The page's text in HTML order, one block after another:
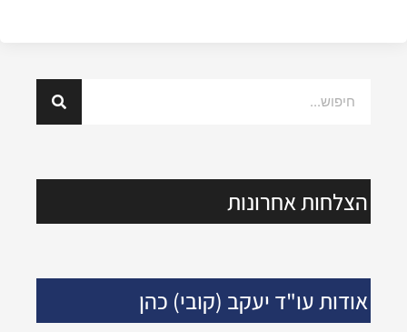
הצלחות אחרונות
אודות עו"ד יעקב (קובי) כהן